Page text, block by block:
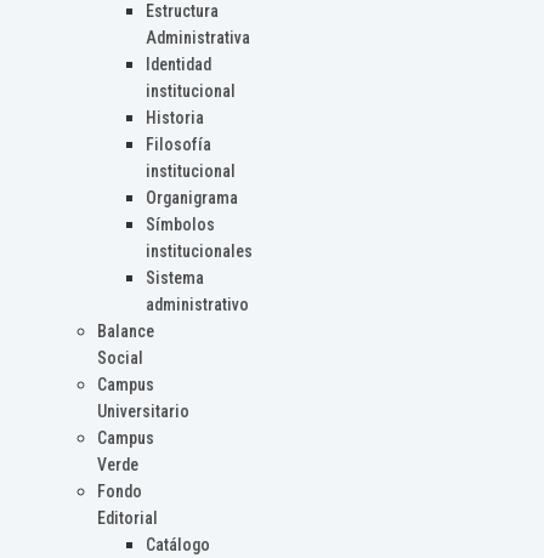
Estructura
Administrativa
Identidad
institucional
Historia
Filosofía
institucional
Organigrama
Símbolos
institucionales
Sistema
administrativo
Balance
Social
Campus
Universitario
Campus
Verde
Fondo
Editorial
Catálogo